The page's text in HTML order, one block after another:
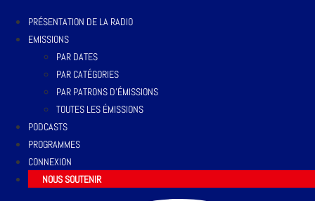
PRÉSENTATION DE LA RADIO
EMISSIONS
PAR DATES
PAR CATÉGORIES
PAR PATRONS D’ÉMISSIONS
TOUTES LES ÉMISSIONS
PODCASTS
PROGRAMMES
CONNEXION
NOUS SOUTENIR